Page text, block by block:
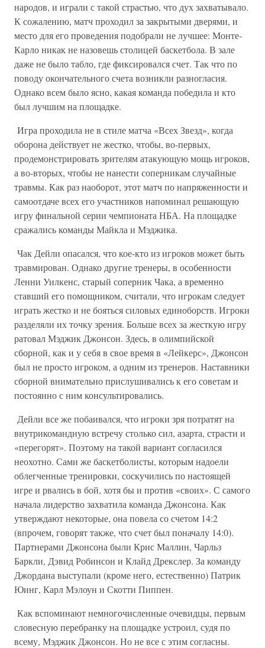
народов, и играли с такой страстью, что дух захватывало.
К сожалению, матч проходил за закрытыми дверями, и
место для его проведения подобрали не лучшее: Монте-
Карло никак не назовешь столицей баскетбола. В зале
даже не было табло, где фиксировался счет. Так что по
поводу окончательного счета возникли разногласия.
Однако всем было ясно, какая команда победила и кто
был лучшим на площадке.
Игра проходила не в стиле матча «Всех Звезд», когда
оборона действует не жестко, чтобы, во-первых,
продемонстрировать зрителям атакующую мощь игроков,
а во-вторых, чтобы не нанести соперникам случайные
травмы. Как раз наоборот, этот матч по напряженности и
самоотдаче всех его участников напоминал решающую
игру финальной серии чемпионата НБА. На площадке
сражались команды Майкла и Мэджика.
Чак Дейли опасался, что кое-кто из игроков может быть
травмирован. Однако другие тренеры, в особенности
Ленни Уилкенс, старый соперник Чака, а временно
ставший его помощником, считали, что игрокам следует
играть жестко и не бояться силовых единоборств. Игроки
разделяли их точку зрения. Больше всех за жесткую игру
ратовал Мэджик Джонсон. Здесь, в олимпийской
сборной, как и у себя в свое время в «Лейкерс», Джонсон
был не просто игроком, а одним из тренеров. Наставники
сборной внимательно прислушивались к его советам и
постоянно с ним консультировались.
Дейли все же побаивался, что игроки зря потратят на
внутрикомандную встречу столько сил, азарта, страсти и
«перегорят». Поэтому на такой вариант согласился
неохотно. Сами же баскетболисты, которым надоели
облегченные тренировки, соскучились по настоящей
игре и рвались в бой, хотя бы и против «своих». С самого
начала лидерство захватила команда Джонсона. Как
утверждают некоторые, она повела со счетом 14:2
(впрочем, говорят также, что счет был поначалу 14:0).
Партнерами Джонсона были Крис Маллин, Чарльз
Баркли, Дэвид Робинсон и Клайд Дрекслер. За команду
Джордана выступали (кроме него, естественно) Патрик
Юинг, Карл Мэлоун и Скотти Пиппен.
Как вспоминают немногочисленные очевидцы, первым
словесную перебранку на площадке устроил, судя по
всему, Мэджик Джонсон. Но не все с этим согласны.